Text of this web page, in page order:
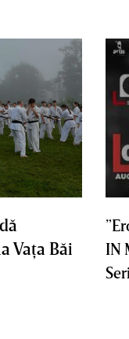
Vaţa Băi
IN